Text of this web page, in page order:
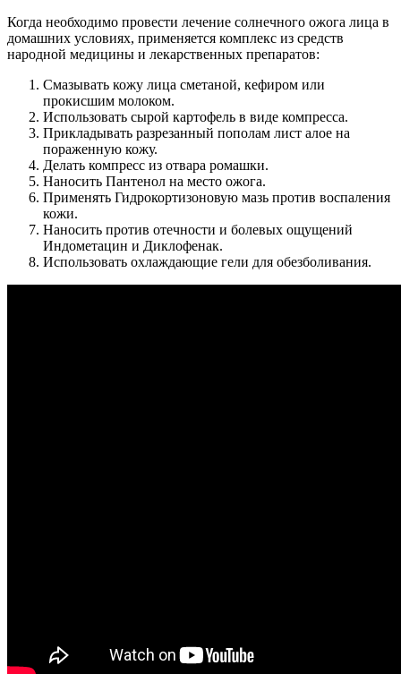
Когда необходимо провести лечение солнечного ожога лица в
домашних условиях, применяется комплекс из средств
народной медицины и лекарственных препаратов:
Смазывать кожу лица сметаной, кефиром или
прокисшим молоком.
Использовать сырой картофель в виде компресса.
Прикладывать разрезанный пополам лист алое на
пораженную кожу.
Делать компресс из отвара ромашки.
Наносить Пантенол на место ожога.
Применять Гидрокортизоновую мазь против воспаления
кожи.
Наносить против отечности и болевых ощущений
Индометацин и Диклофенак.
Использовать охлаждающие гели для обезболивания.